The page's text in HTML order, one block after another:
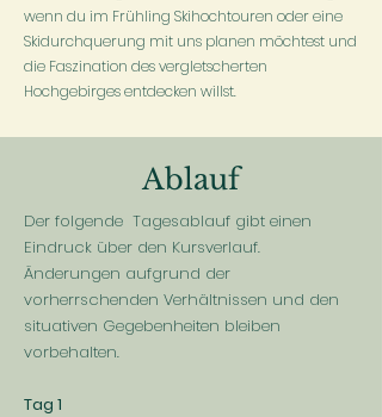
wenn du im Frühling Skihochtouren oder eine
Skidurchquerung mit uns planen möchtest und
die Faszination des vergletscherten
Hochgebirges entdecken willst.
Ablauf
Der folgende Tagesablauf gibt einen
Eindruck über den Kursverlauf.
Änderungen aufgrund der
vorherrschenden Verhältnissen und den
situativen Gegebenheiten bleiben
vorbehalten.
Tag 1